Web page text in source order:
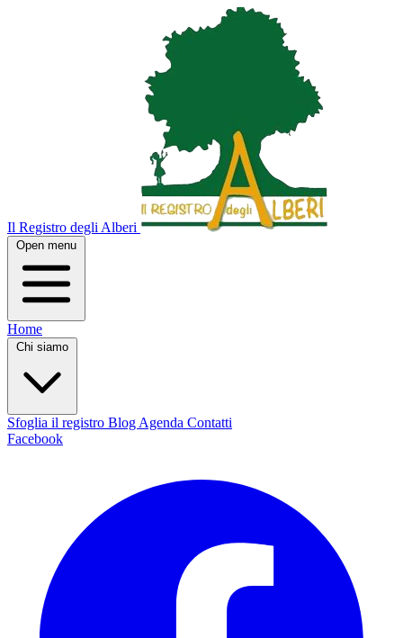
Il Registro degli Alberi
Open menu
Home
Chi siamo
Sfoglia il registro Blog Agenda Contatti
Facebook